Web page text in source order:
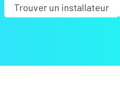
Trouver un installateur